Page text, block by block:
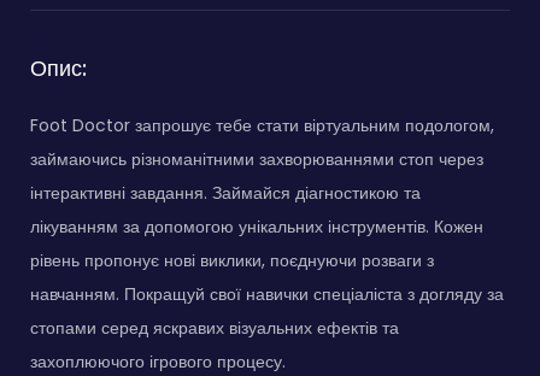
Опис:
Foot Doctor запрошує тебе стати віртуальним подологом,
займаючись різноманітними захворюваннями стоп через
інтерактивні завдання. Займайся діагностикою та
лікуванням за допомогою унікальних інструментів. Кожен
рівень пропонує нові виклики, поєднуючи розваги з
навчанням. Покращуй свої навички спеціаліста з догляду за
стопами серед яскравих візуальних ефектів та
захоплюючого ігрового процесу.